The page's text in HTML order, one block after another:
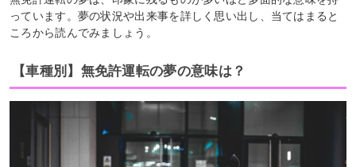
っています。夢の状況や出来事を詳しく思い出し、当てはまると
ころから読んでみましょう。
【車種別】無免許運転の夢の意味は？